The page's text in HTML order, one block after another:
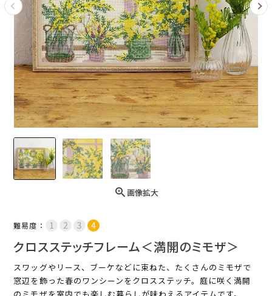
画像拡大
難易度：
クロスステッチフレーム＜満開のミモザ＞
スワッグやリース、ブーケなどに束ねた、たくさんのミモザで
窓辺を飾った春のワンシーンをクロスステッチ。庭に咲く満開